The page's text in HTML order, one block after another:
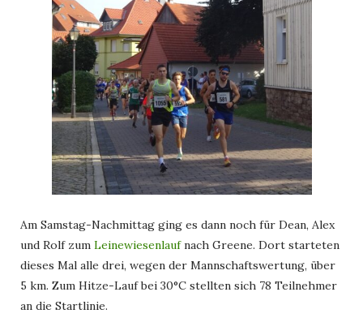
Am Samstag-Nachmittag ging es dann noch für Dean, Alex
und Rolf zumLeinewiesenlaufnach Greene. Dort starteten
dieses Mal alle drei, wegen der Mannschaftswertung, über
5 km. Zum Hitze-Lauf bei 30°C stellten sich 78 Teilnehmer
an die Startlinie.